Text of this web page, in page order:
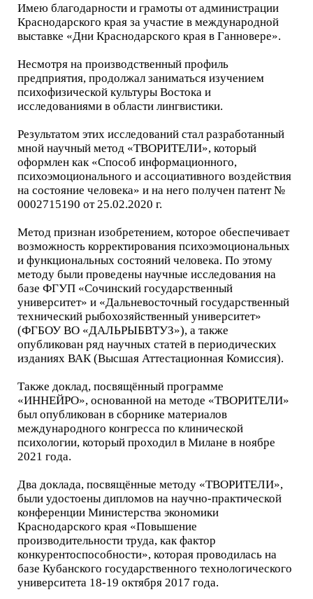
Имею благодарности и грамоты от администрации
Краснодарского края за участие в международной
выставке «Дни Краснодарского края в Ганновере».
Несмотря на производственный профиль
предприятия, продолжал заниматься изучением
психофизической культуры Востока и
исследованиями в области лингвистики.
Результатом этих исследований стал разработанный
мной научный метод «ТВОРИТЕЛИ», который
оформлен как «Способ информационного,
психоэмоционального и ассоциативного воздействия
на состояние человека» и на него получен патент №
0002715190 от 25.02.2020 г.
Метод признан изобретением, которое обеспечивает
возможность корректирования психоэмоциональных
и функциональных состояний человека. По этому
методу были проведены научные исследования на
базе ФГУП «Сочинский государственный
университет» и «Дальневосточный государственный
технический рыбохозяйственный университет»
(ФГБОУ ВО «ДАЛЬРЫБВТУЗ»), а также
опубликован ряд научных статей в периодических
изданиях ВАК (Высшая Аттестационная Комиссия).
Также доклад, посвящённый программе
«ИННЕЙРО», основанной на методе «ТВОРИТЕЛИ»
был опубликован в сборнике материалов
международного конгресса по клинической
психологии, который проходил в Милане в ноябре
2021 года.
Два доклада, посвящённые методу «ТВОРИТЕЛИ»,
были удостоены дипломов на научно-практической
конференции Министерства экономики
Краснодарского края «Повышение
производительности труда, как фактор
конкурентоспособности», которая проводилась на
базе Кубанского государственного технологического
университета 18-19 октября 2017 года.